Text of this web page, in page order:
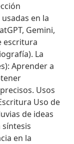
en la
Gemini,
escritura
La
Aprender a
Usos
Uso de
de ideas
síntesis
en la